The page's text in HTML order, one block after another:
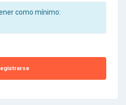
como mínimo: